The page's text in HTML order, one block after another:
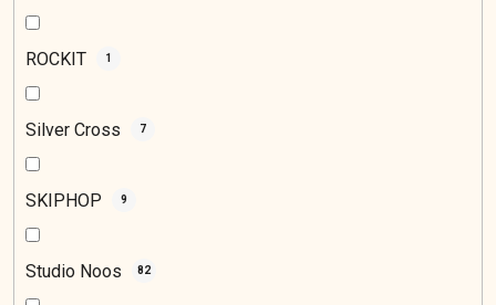
ROCKIT 1
Silver Cross 7
SKIPHOP 9
Studio Noos 82